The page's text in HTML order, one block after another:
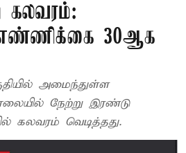
கலவரம்:
எண்ணிக்கை 30ஆக
அமைந்துள்ள
நேற்று இரண்டு
கலவரம் வெடித்தது.